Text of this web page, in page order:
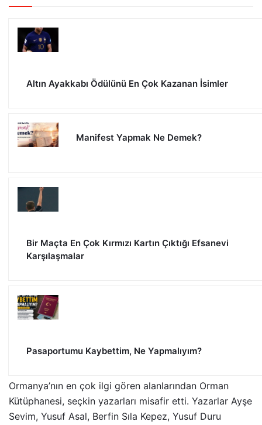
Altın Ayakkabı Ödülünü En Çok Kazanan İsimler
Manifest Yapmak Ne Demek?
Bir Maçta En Çok Kırmızı Kartın Çıktığı Efsanevi
Karşılaşmalar
Pasaportumu Kaybettim, Ne Yapmalıyım?
Ormanya’nın en çok ilgi gören alanlarından Orman
Kütüphanesi, seçkin yazarları misafir etti. Yazarlar Ayşe
Sevim, Yusuf Asal, Berfin Sıla Kepez, Yusuf Duru